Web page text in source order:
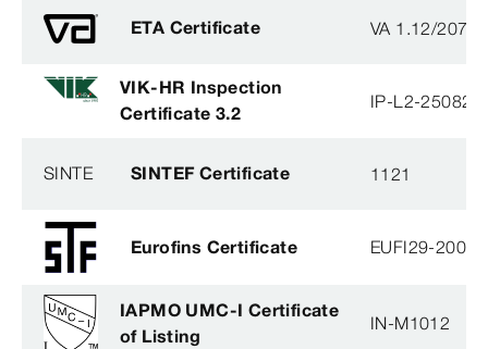
ETA Certificate VA 1.12/20786
VIK-HR Inspection
Certificate 3.2
IP-L2-250825
SINTE SINTEF Certificate 1121
Eurofins Certificate EUFI29-
IAPMO UMC-I Certificate
of Listing
IN-M1012